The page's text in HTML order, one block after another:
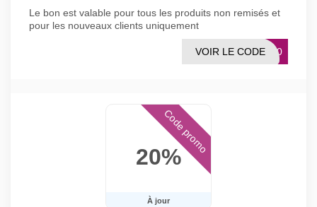
Le bon est valable pour tous les produits non remisés et
pour les nouveaux clients uniquement
MO10
VOIR LE CODE
20%
À jour
Code promo